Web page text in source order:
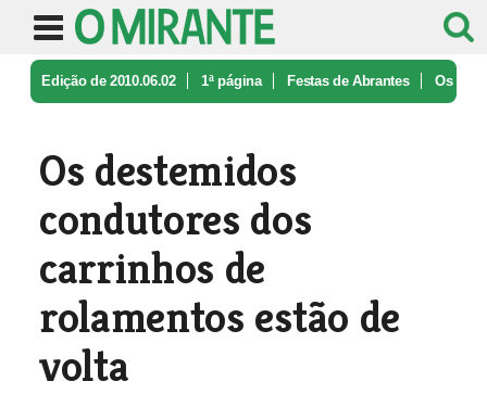
Edição de 2010.06.02 1ª página Festas de Abrantes Os
Os destemidos
condutores dos
carrinhos de
rolamentos estão de
volta